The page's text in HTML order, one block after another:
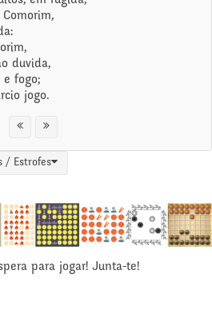
duvida,
e fogo;
jogo.
/ Estrofes
para jogar! Junta-te!